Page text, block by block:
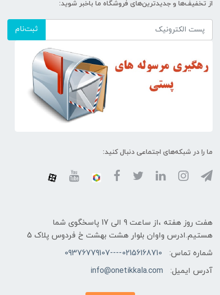
از تخفیف‌ها و جدیدترین‌های فروشگاه ما باخبر شوید:
ثبت‌نام
ما را در شبکه‌های اجتماعی دنبال کنید:
هفت روز هفته ،از ساعت 9 الی 17 پاسخگوی شما
هستیم.ادرس واوان بلوار هشت بهشت خ فردوس پلاک 5
شماره تماس:
02156168710----09376779107
آدرس ایمیل:
info@onetikkala.com